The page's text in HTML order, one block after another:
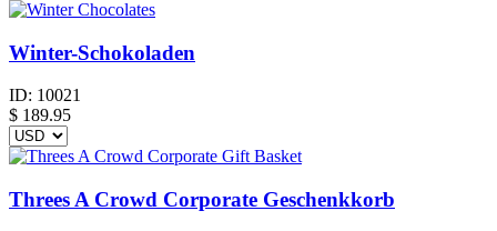
Winter-Schokoladen
ID: 10021
$ 189.95
Threes A Crowd Corporate Geschenkkorb